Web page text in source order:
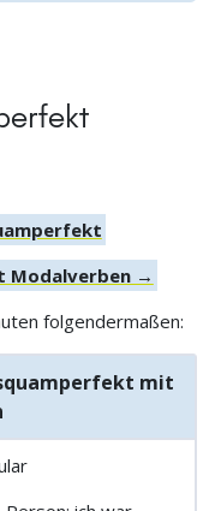
Modalverben →
folgendermaßen:
mit